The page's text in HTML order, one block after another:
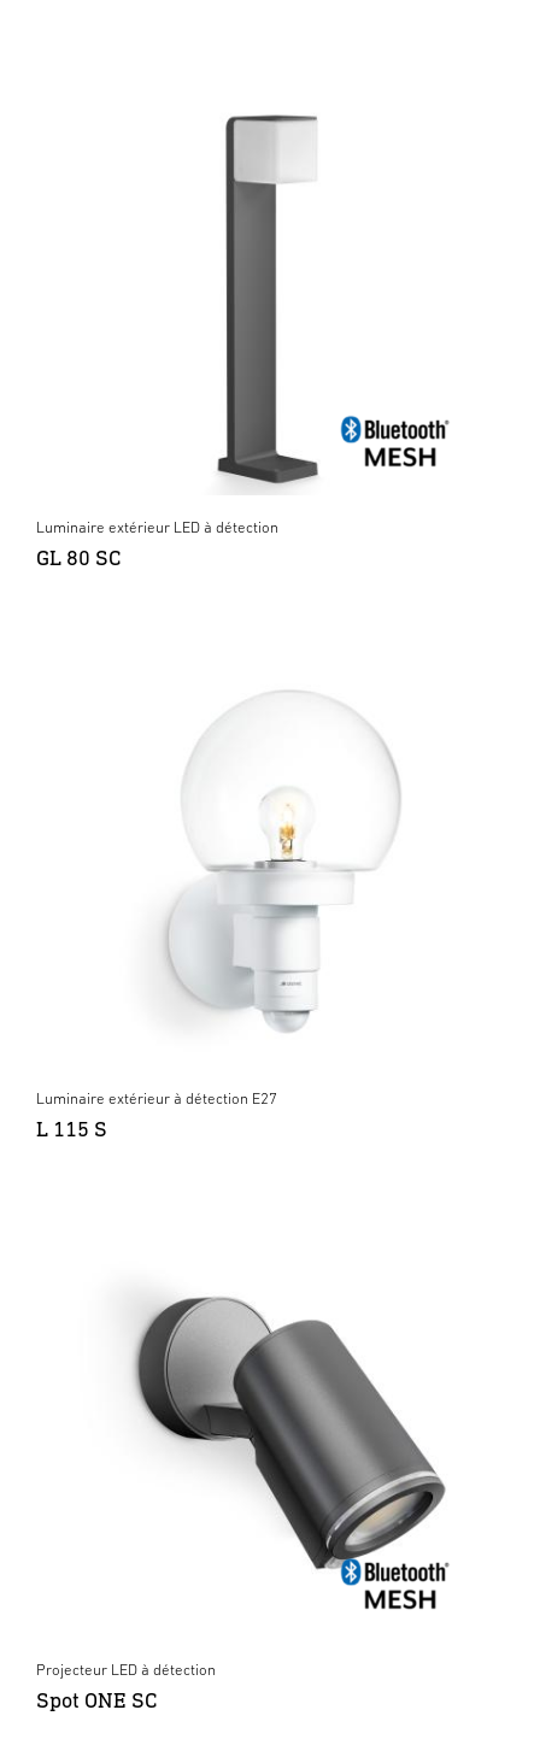
Luminaire extérieur LED à détection
GL 80 SC
Luminaire extérieur à détection E27
L 115 S
Projecteur LED à détection
Spot ONE SC